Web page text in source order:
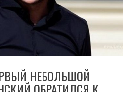
НЕБОЛЬШОЙ